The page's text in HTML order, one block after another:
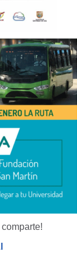
comparte!